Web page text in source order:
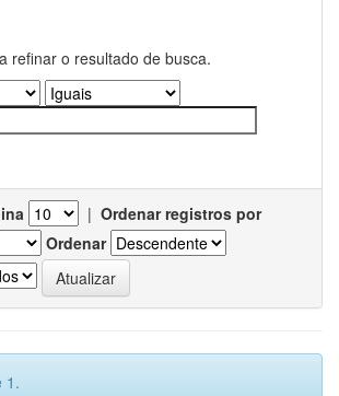
refinar o resultado de busca.
| Ordenar registros por
Ordenar
1.